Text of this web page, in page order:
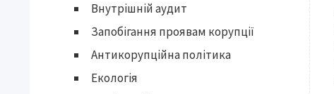
Внутрішній аудит
Запобігання проявам корупції
Антикорупційна політика
Екологія